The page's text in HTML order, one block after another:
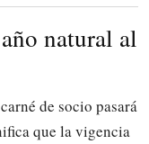
natural al
de socio pasará
que la vigencia